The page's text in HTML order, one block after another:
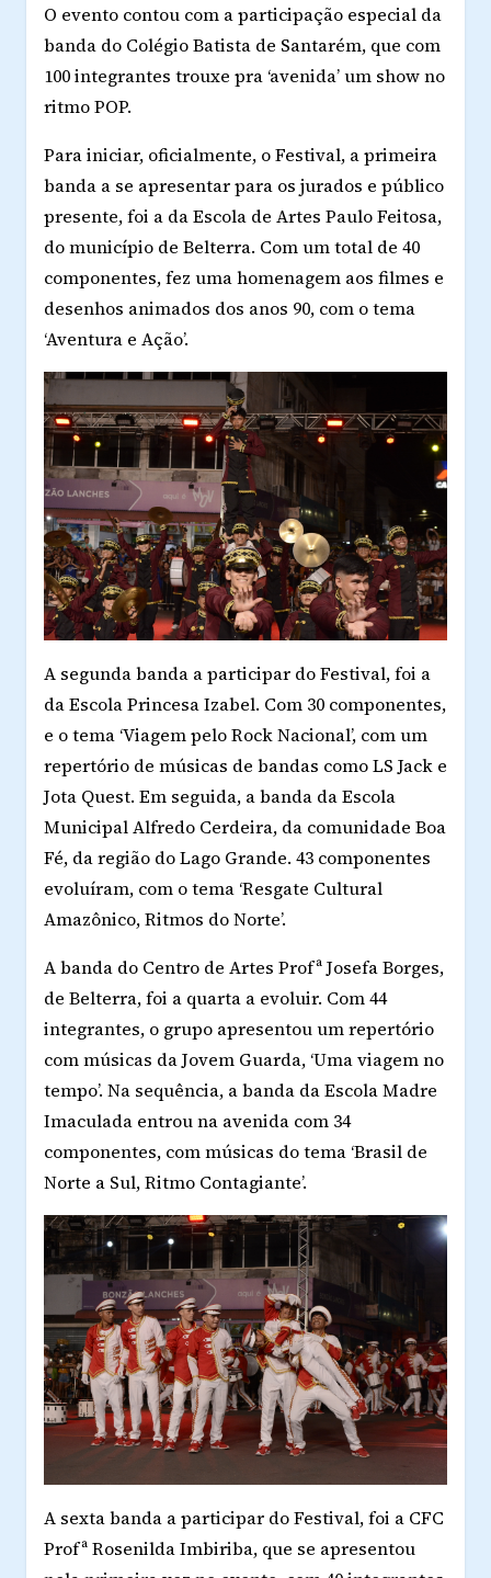
O evento contou com a participação especial da
banda do Colégio Batista de Santarém, que com
100 integrantes trouxe pra ‘avenida’ um show no
ritmo POP.
Para iniciar, oficialmente, o Festival, a primeira
banda a se apresentar para os jurados e público
presente, foi a da Escola de Artes Paulo Feitosa,
do município de Belterra. Com um total de 40
componentes, fez uma homenagem aos filmes e
desenhos animados dos anos 90, com o tema
‘Aventura e Ação’.
A segunda banda a participar do Festival, foi a
da Escola Princesa Izabel. Com 30 componentes,
e o tema ‘Viagem pelo Rock Nacional’, com um
repertório de músicas de bandas como LS Jack e
Jota Quest. Em seguida, a banda da Escola
Municipal Alfredo Cerdeira, da comunidade Boa
Fé, da região do Lago Grande. 43 componentes
evoluíram, com o tema ‘Resgate Cultural
Amazônico, Ritmos do Norte’.
A banda do Centro de Artes Profª Josefa Borges,
de Belterra, foi a quarta a evoluir. Com 44
integrantes, o grupo apresentou um repertório
com músicas da Jovem Guarda, ‘Uma viagem no
tempo’. Na sequência, a banda da Escola Madre
Imaculada entrou na avenida com 34
componentes, com músicas do tema ‘Brasil de
Norte a Sul, Ritmo Contagiante’.
A sexta banda a participar do Festival, foi a CFC
Profª Rosenilda Imbiriba, que se apresentou